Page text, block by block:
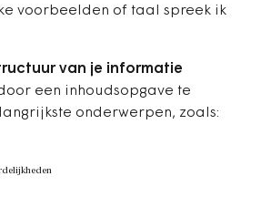
voorbeelden of taal spreek ik
van je informatie
een inhoudsopgave te
onderwerpen, zoals: